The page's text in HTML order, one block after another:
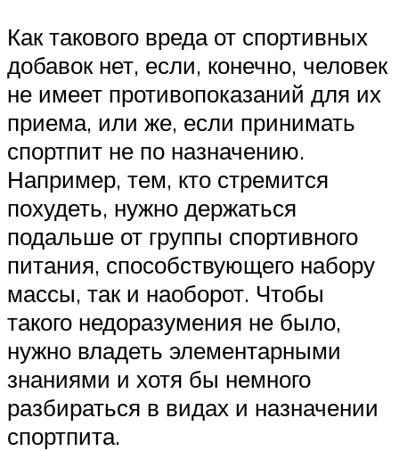
Как такового вреда от спортивных
добавок нет, если, конечно, человек
не имеет противопоказаний для их
приема, или же, если принимать
спортпит не по назначению.
Например, тем, кто стремится
похудеть, нужно держаться
подальше от группы спортивного
питания, способствующего набору
массы, так и наоборот. Чтобы
такого недоразумения не было,
нужно владеть элементарными
знаниями и хотя бы немного
разбираться в видах и назначении
спортпита.